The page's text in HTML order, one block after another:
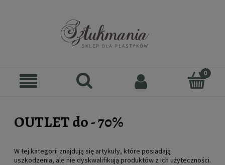
OUTLET do - 70%
W tej kategorii znajdują się artykuły, które posiadają
uszkodzenia, ale nie dyskwalifikują produktów z ich użyteczności.